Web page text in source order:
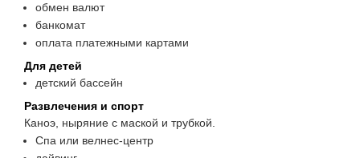
обмен валют
банкомат
оплата платежными картами
Для детей
детский бассейн
Развлечения и спорт
Каноэ, ныряние с маской и трубкой.
Спа или велнес-центр